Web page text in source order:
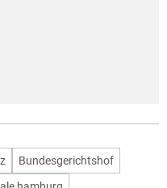
Bundesgerichtshof